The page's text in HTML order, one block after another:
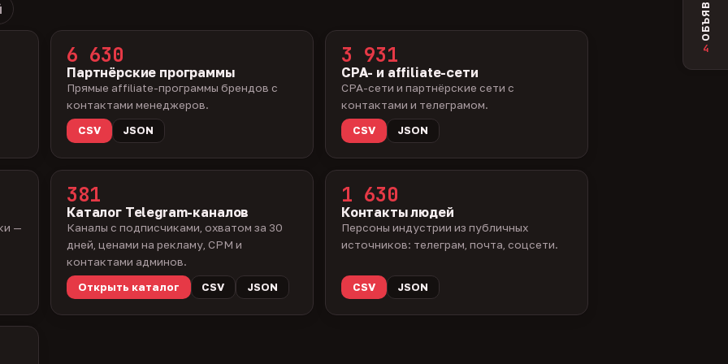
6 630
Партнёрские программы
Прямые affiliate-программы брендов с
контактами менеджеров.
CSV
JSON
3 931
CPA- и affiliate-сети
CPA-сети и партнёрские сети с
контактами и телеграмом.
CSV
JSON
—
381
Каталог Telegram-каналов
Каналы с подписчиками, охватом за 30
дней, ценами на рекламу, CPM и
контактами админов.
Открыть каталог
CSV JSON
1 630
Контакты людей
Персоны индустрии из публичных
источников: телеграм, почта, соцсети.
CSV JSON
4